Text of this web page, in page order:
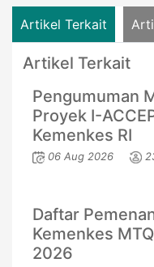
Artikel Terkait
Artikel Terkait
Pengumuman
Proyek I-
Kemenkes RI
06 Aug 2026
Daftar
Kemenkes
2026